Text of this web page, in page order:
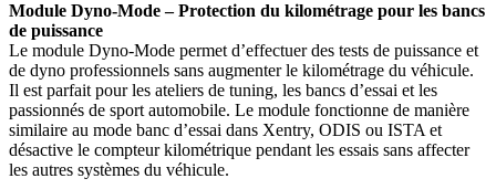
Module Dyno-Mode – Protection du kilométrage pour les bancs
de puissance
Le module Dyno-Mode permet d’effectuer des tests de puissance et
de dyno professionnels sans augmenter le kilométrage du véhicule.
Il est parfait pour les ateliers de tuning, les bancs d’essai et les
passionnés de sport automobile. Le module fonctionne de manière
similaire au mode banc d’essai dans Xentry, ODIS ou ISTA et
désactive le compteur kilométrique pendant les essais sans affecter
les autres systèmes du véhicule.